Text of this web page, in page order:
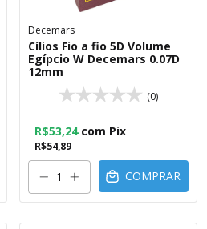
Decemars
Cílios Fio a fio 5D Volume
Egípcio W Decemars 0.07D
12mm
(0)
R$54,89
R$53,24 com Pix
COMPRAR